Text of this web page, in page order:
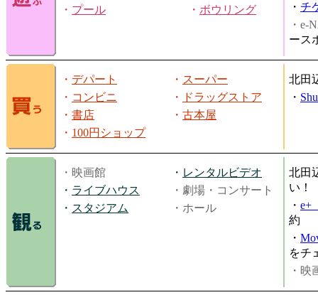
・ プール ・ ボウリング
・ チ
・e-
ース
・ デパート ・ スーパー
・ コンビニ ・
ドラッグストア
・ 書店 ・ 古本屋
・ 100円ショップ
北田
・
・映画館 ・ レンタルビデオ
・ ライブハウス
・劇場・コンサート
・ スタジアム ・ホール
北田
い！
・ e+
約
・
をチ
・映